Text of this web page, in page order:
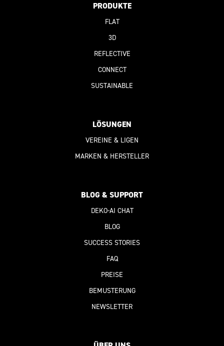
PRODUKTE
FLAT
3D
REFLECTIVE
CONNECT
SUSTAINABLE
LÖSUNGEN
VEREINE & LIGEN
MARKEN & HERSTELLER
BLOG & SUPPORT
DEKO-AI CHAT
BLOG
SUCCESS STORIES
FAQ
PREISE
BEMUSTERUNG
NEWSLETTER